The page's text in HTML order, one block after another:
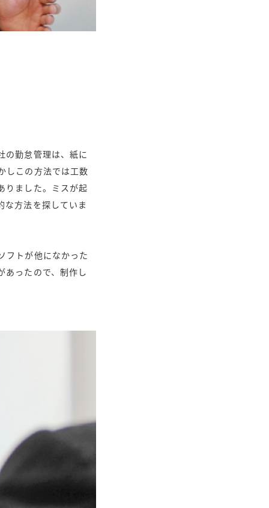
の勤怠管理は、紙に
しこの方法では工数
りました。ミスが起
な方法を探していま
フトが他になかった
あったので、制作し